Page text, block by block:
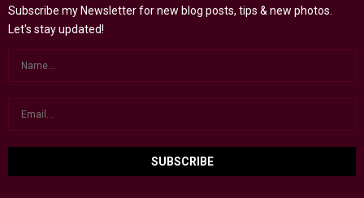
Subscribe my Newsletter for new blog posts, tips & new photos.
Let's stay updated!